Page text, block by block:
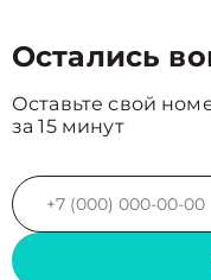
Остались
Оставьте свой
за 15 минут